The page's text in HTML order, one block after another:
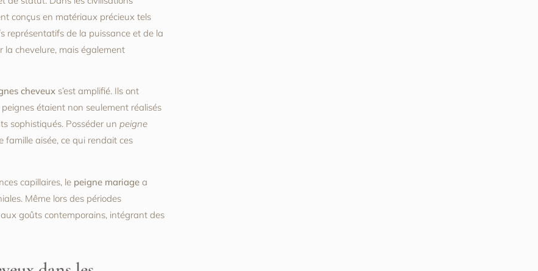
conçus en matériaux précieux tels
représentatifs de la puissance et de la
la chevelure, mais également
cheveux s’est amplifié. Ils ont
étaient non seulement réalisés
sophistiqués. Posséder un peigne
aisée, ce qui rendait ces
capillaires, le peigne mariage a
Même lors des périodes
goûts contemporains, intégrant des